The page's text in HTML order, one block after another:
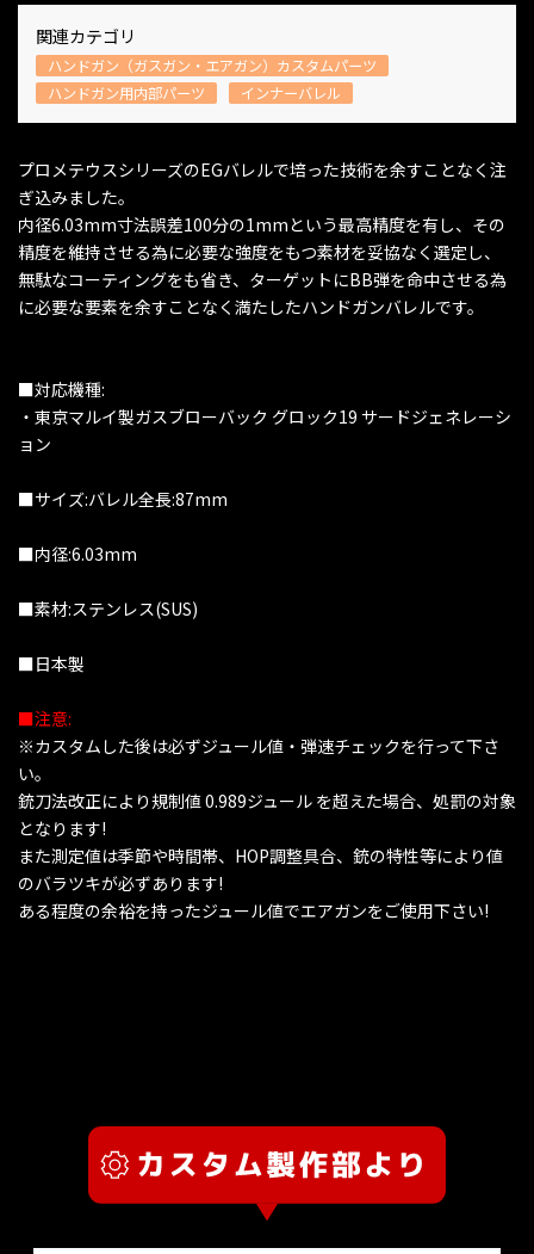
関連カテゴリ
ハンドガン（ガスガン・エアガン）カスタムパーツ
ハンドガン用内部パーツ
インナーバレル
プロメテウスシリーズのEGバレルで培った技術を余すことなく注
ぎ込みました。
内径6.03mm寸法誤差100分の1mmという最高精度を有し、その
精度を維持させる為に必要な強度をもつ素材を妥協なく選定し、
無駄なコーティングをも省き、ターゲットにBB弾を命中させる為
に必要な要素を余すことなく満たしたハンドガンバレルです。
■対応機種:
・東京マルイ製ガスブローバック グロック19 サードジェネレーシ
ョン
■サイズ:バレル全長:87mm
■内径:6.03mm
■素材:ステンレス(SUS)
■日本製
■注意:
※カスタムした後は必ずジュール値・弾速チェックを行って下さ
い。
銃刀法改正により規制値 0.989ジュール を超えた場合、処罰の対象
となります!
また測定値は季節や時間帯、HOP調整具合、銃の特性等により値
のバラツキが必ずあります!
ある程度の余裕を持ったジュール値でエアガンをご使用下さい!